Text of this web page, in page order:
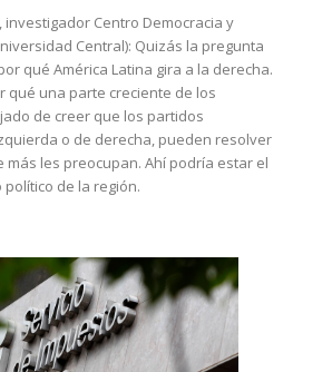
investigador Centro Democracia y
Central): Quizás la pregunta
qué América Latina gira a la derecha.
qué una parte creciente de los
de creer que los partidos
o de derecha, pueden resolver
más les preocupan. Ahí podría estar el
de la región.